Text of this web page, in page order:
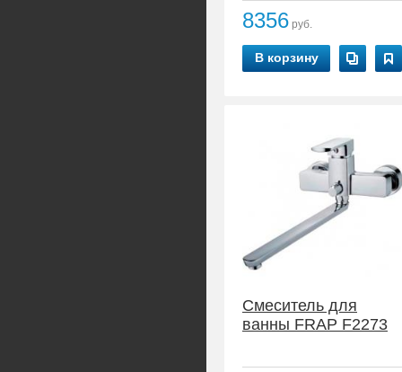
8356 руб.
В корзину
Смеситель для
ванны FRAP F2273